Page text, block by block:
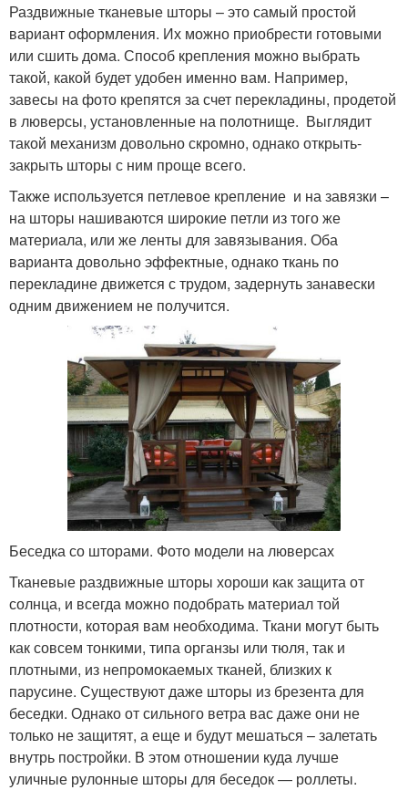
Раздвижные тканевые шторы – это самый простой
вариант оформления. Их можно приобрести готовыми
или сшить дома. Способ крепления можно выбрать
такой, какой будет удобен именно вам. Например,
завесы на фото крепятся за счет перекладины, продетой
в люверсы, установленные на полотнище. Выглядит
такой механизм довольно скромно, однако открыть-
закрыть шторы с ним проще всего.
Также используется петлевое крепление и на завязки –
на шторы нашиваются широкие петли из того же
материала, или же ленты для завязывания. Оба
варианта довольно эффектные, однако ткань по
перекладине движется с трудом, задернуть занавески
одним движением не получится.
Беседка со шторами. Фото модели на люверсах
Тканевые раздвижные шторы хороши как защита от
солнца, и всегда можно подобрать материал той
плотности, которая вам необходима. Ткани могут быть
как совсем тонкими, типа органзы или тюля, так и
плотными, из непромокаемых тканей, близких к
парусине. Существуют даже шторы из брезента для
беседки. Однако от сильного ветра вас даже они не
только не защитят, а еще и будут мешаться – залетать
внутрь постройки. В этом отношении куда лучше
уличные рулонные шторы для беседок — роллеты.